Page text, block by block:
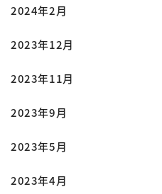
2024年2月
2023年12月
2023年11月
2023年9月
2023年5月
2023年4月